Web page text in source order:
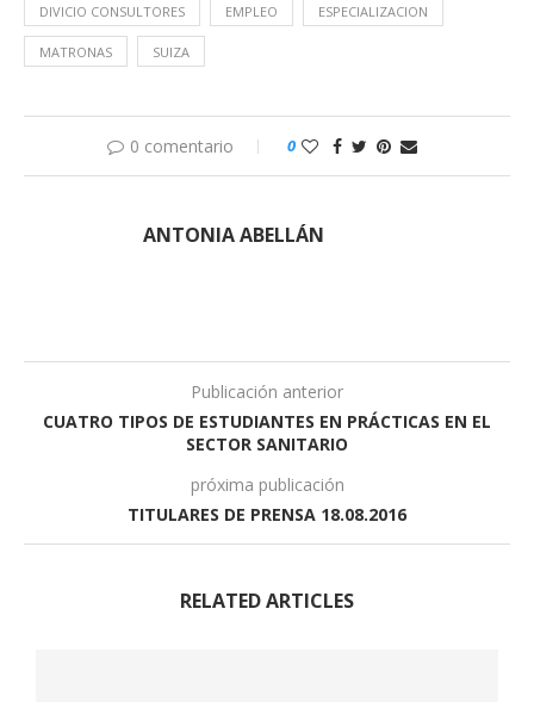
DIVICIO CONSULTORES EMPLEO ESPECIALIZACION
MATRONAS SUIZA
0 comentario 0
ANTONIA ABELLÁN
Publicación anterior
CUATRO TIPOS DE ESTUDIANTES EN PRÁCTICAS EN EL
SECTOR SANITARIO
próxima publicación
TITULARES DE PRENSA 18.08.2016
RELATED ARTICLES